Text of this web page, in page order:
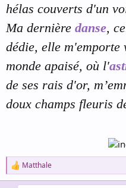
hélas couverts d'un
Ma dernière danse,
dédie, elle m'emporte
monde apaisé, où l'
de ses rais d'or,
doux champs fleuris
R
e
Matthale